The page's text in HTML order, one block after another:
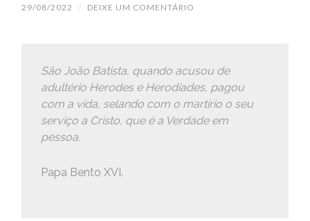
29/08/2022 / DEIXE UM COMENTÁRIO
São João Batista, quando acusou de
adultério Herodes e Herodíades, pagou
com a vida, selando com o martírio o seu
serviço a Cristo, que é a Verdade em
pessoa.
Papa Bento XVI.